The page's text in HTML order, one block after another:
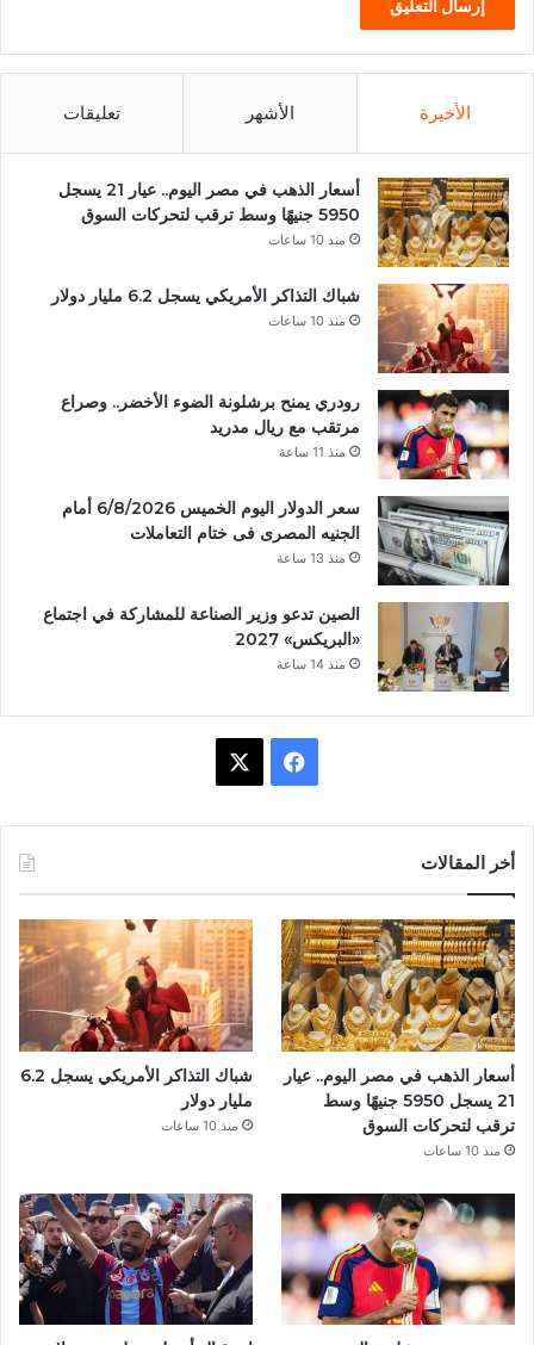
الأخيرة الأشهر تعليقات
أسعار الذهب في مصر اليوم.. عيار 21 يسجل
5950 جنيهًا وسط ترقب لتحركات السوق
منذ 10 ساعات
شباك التذاكر الأمريكي يسجل 6.2 مليار دولار
منذ 10 ساعات
رودري يمنح برشلونة الضوء الأخضر.. وصراع
مرتقب مع ريال مدريد
منذ 11 ساعة
سعر الدولار اليوم الخميس 6/8/2026 أمام
الجنيه المصرى فى ختام التعاملات
منذ 13 ساعة
الصين تدعو وزير الصناعة للمشاركة في اجتماع
«البريكس» 2027
منذ 14 ساعة
و
ك
أخر المقالات
أسعار الذهب في مصر اليوم.. عيار
21 يسجل 5950 جنيهًا وسط
ترقب لتحركات السوق
منذ 10 ساعات
شباك التذاكر الأمريكي يسجل 6.2
مليار دولار
منذ 10 ساعات